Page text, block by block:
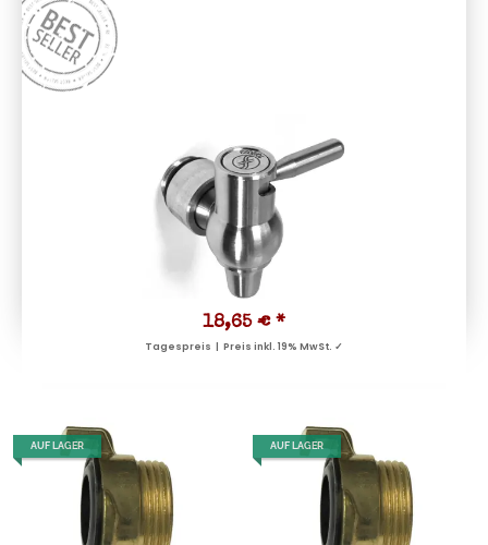
18,65 € *
Tagespreis | Preis inkl. 19% MwSt. ✓
AUF LAGER AUF LAGER